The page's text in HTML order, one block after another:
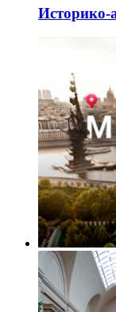
Историко-